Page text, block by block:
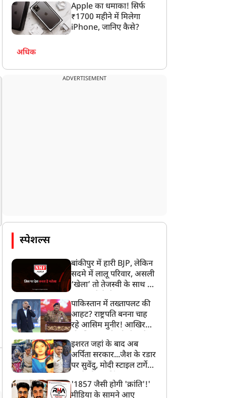
जानें वजह
Apple का धमाका! सिर्फ
₹1700 महीने में मिलेगा
iPhone, जानिए कैसे?
अधिक
ADVERTISEMENT
स्पेशल्स
बांकीपुर में हारी BJP, लेकिन
सदमे में लालू परिवार, असली
‘खेला’ तो तेजस्वी के साथ हो
पाकिस्तान में तख्तापलट की
आहट? राष्ट्रपति बनना चाह
रहे आसिम मुनीर! आखिर
बनाया मोहरा?
इशरत जहां के बाद अब
अर्पिता सरकार...जैश के रडार
पर सुवेंदु, मोदी स्टाइल टार्गेट
बड़ा एक्शन!
'1857 जैसी होगी 'क्रांति'!'
मीडिया के सामने आए